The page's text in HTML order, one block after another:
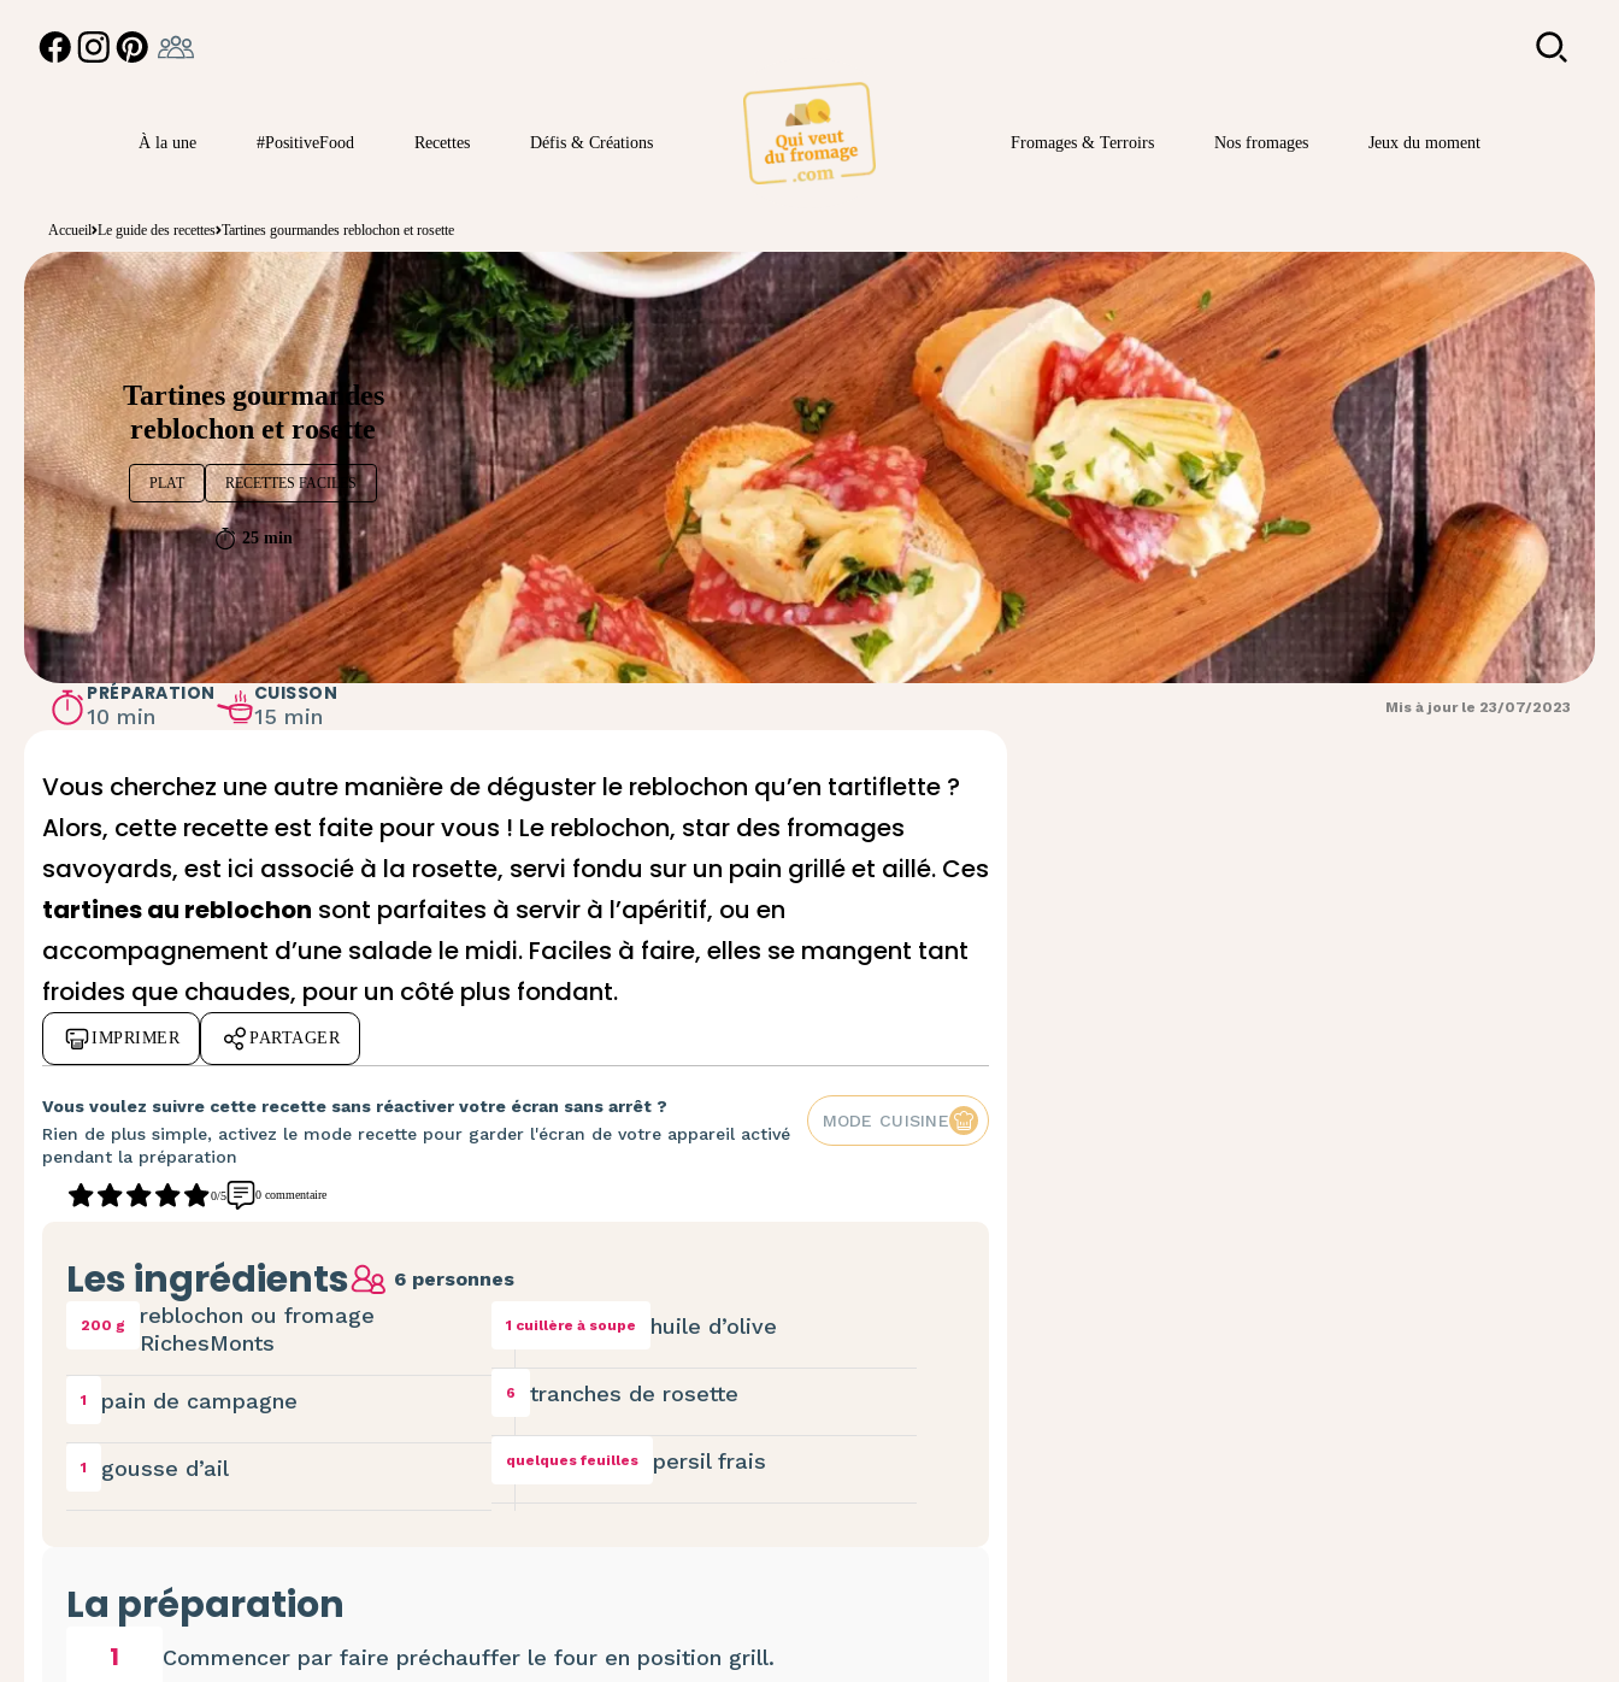
FACEBOOKINSTAGRAMPINTEREST Rechercher
À la une #PositiveFood Recettes Défis & Créations Fromages & Terroirs Nos fromages Jeux du moment
Accueil Le guide des recettes Tartines gourmandes reblochon et rosette
Tartines gourmandes
reblochon et rosette
PLAT RECETTES FACILES
25 min
PRÉPARATION
10 min
CUISSON
15 min Mis à jour le 23/07/2023
Vous cherchez une autre manière de déguster le reblochon qu’en tartiflette ?
Alors, cette recette est faite pour vous ! Le reblochon, star des fromages
savoyards, est ici associé à la rosette, servi fondu sur un pain grillé et aillé. Ces
tartines au reblochon sont parfaites à servir à l’apéritif, ou en
accompagnement d’une salade le midi. Faciles à faire, elles se mangent tant
froides que chaudes, pour un côté plus fondant.
IMPRIMER PARTAGER
Vous voulez suivre cette recette sans réactiver votre écran sans arrêt ?
Rien de plus simple, activez le mode recette pour garder l'écran de votre appareil activé
pendant la préparation
MODE CUISINE
0/5 0 commentaire
Les ingrédients 6 personnes
200 g
reblochon ou fromage
RichesMonts
1 pain de campagne
1 gousse d’ail
1 cuillère à soupe huile d’olive
6 tranches de rosette
quelques feuilles persil frais
La préparation
1 Commencer par faire préchauffer le four en position grill.